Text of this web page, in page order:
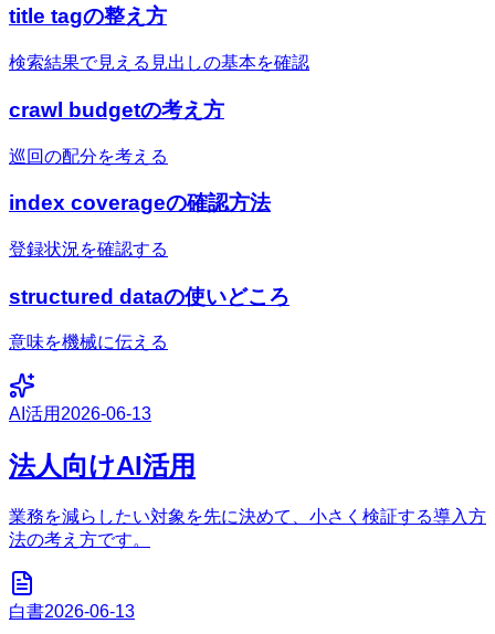
title tagの整え方
検索結果で見える見出しの基本を確認
crawl budgetの考え方
巡回の配分を考える
index coverageの確認方法
登録状況を確認する
structured dataの使いどころ
意味を機械に伝える
AI活用2026-06-13
法人向けAI活用
業務を減らしたい対象を先に決めて、小さく検証する導入方
法の考え方です。
白書2026-06-13